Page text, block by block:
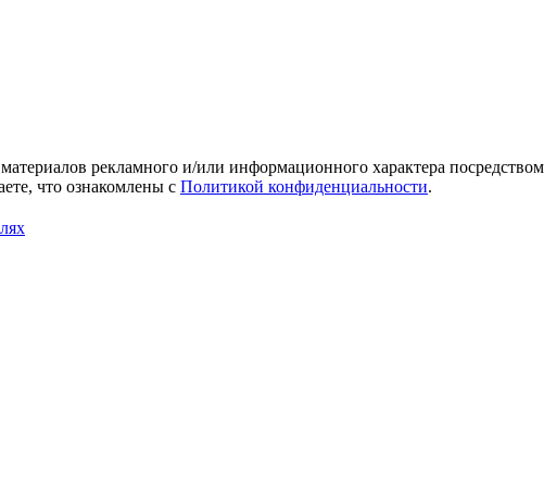
рекламного и/или информационного характера
что ознакомлены с Политикой конфиденциальности.